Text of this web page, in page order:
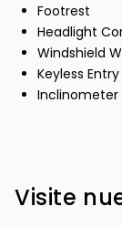
Footrest
Headlight
Windshield
Keyless
Inclinometer
Visite